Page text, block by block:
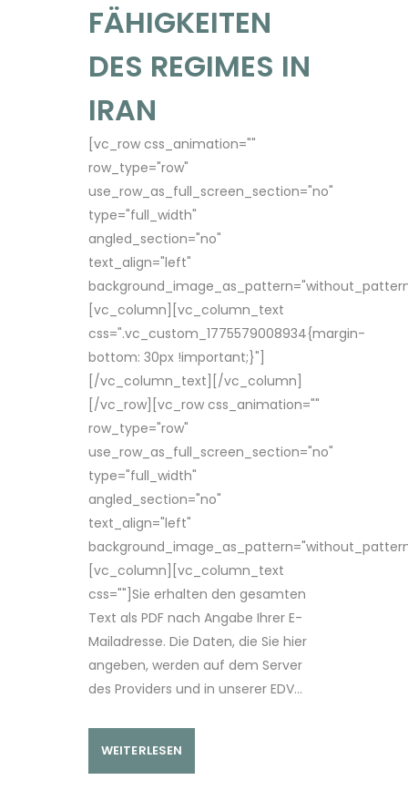
FÄHIGKEITEN
DES REGIMES IN
IRAN
[vc_row css_animation=""
row_type="row"
use_row_as_full_screen_section="no"
type="full_width"
angled_section="no"
text_align="left"
[vc_column][vc_column_text
css=".vc_custom_1775579008934{margin-
bottom: 30px !important;}"]
[/vc_column_text][/vc_column]
[/vc_row][vc_row css_animation=""
row_type="row"
use_row_as_full_screen_section="no"
type="full_width"
angled_section="no"
text_align="left"
[vc_column][vc_column_text
css=""]Sie erhalten den gesamten
Text als PDF nach Angabe Ihrer E-
Mailadresse. Die Daten, die Sie hier
angeben, werden auf dem Server
des Providers und in unserer EDV...
WEITERLESEN